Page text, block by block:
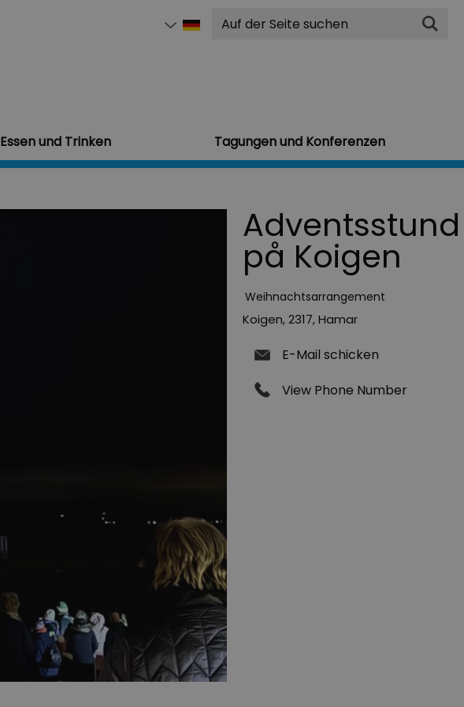
Suchen
Essen und Trinken Tagungen und Konferenzen
Adventsstund
på Koigen
Weihnachtsarrangement
Koigen,2317,Hamar
E-Mail schicken
View Phone Number